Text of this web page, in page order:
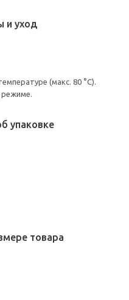
и уход
(макс. 80 °C).
упаковке
товара